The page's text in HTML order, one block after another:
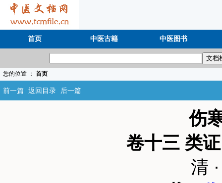
首页 中医古籍 中医图书
您的位置 ： 首页
前一篇 返回目录 后一篇
伤
卷十三 类
清